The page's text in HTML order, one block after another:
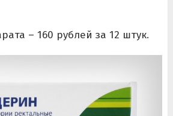
– 160 рублей за 12 штук.